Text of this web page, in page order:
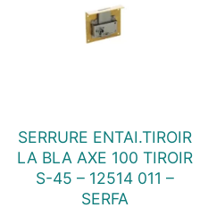
SERRURE ENTAI.TIROIR
LA BLA AXE 100 TIROIR
S-45 – 12514 011 –
SERFA